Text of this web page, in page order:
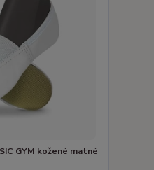
GYM kožené matné